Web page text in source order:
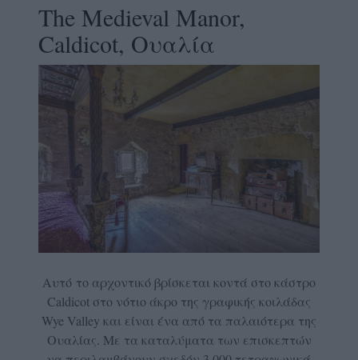
The Medieval Manor,
Caldicot, Ουαλία
Αυτό το αρχοντικό βρίσκεται κοντά στο κάστρο
Caldicot στο νότιο άκρο της γραφικής κοιλάδας
Wye Valley και είναι ένα από τα παλαιότερα της
Ουαλίας. Με τα καταλύματα των επισκεπτών